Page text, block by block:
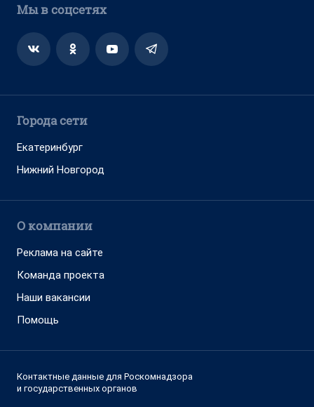
Мы в соцсетях
Города сети
Екатеринбург
Нижний Новгород
О компании
Реклама на сайте
Команда проекта
Наши вакансии
Помощь
Контактные данные для Роскомнадзора
и государственных органов